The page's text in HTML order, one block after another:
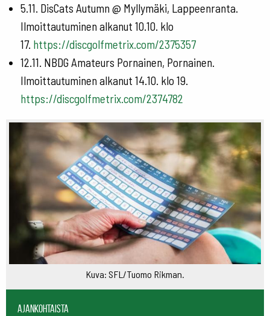
5.11. DisCats Autumn @ Myllymäki, Lappeenranta.
Ilmoittautuminen alkanut 10.10. klo
17. https://discgolfmetrix.com/2375357
12.11. NBDG Amateurs Pornainen, Pornainen.
Ilmoittautuminen alkanut 14.10. klo 19.
https://discgolfmetrix.com/2374782
Kuva: SFL/Tuomo Rikman.
Ajankohtaista